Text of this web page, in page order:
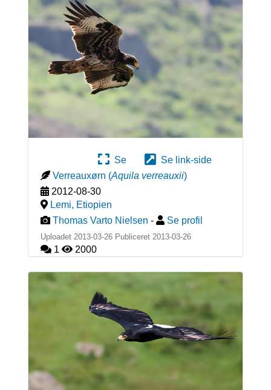
Se
Se link-side
Verreauxørn (Aquila verreauxii)
2012-08-30
Lemi, Etiopien
Thomas Varto Nielsen - Se profil
Uploadet 2013-03-26 Publiceret 2013-03-26
1 2000